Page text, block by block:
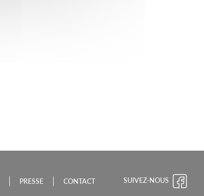
PRESSE CONTACT SUIVEZ-NOUS